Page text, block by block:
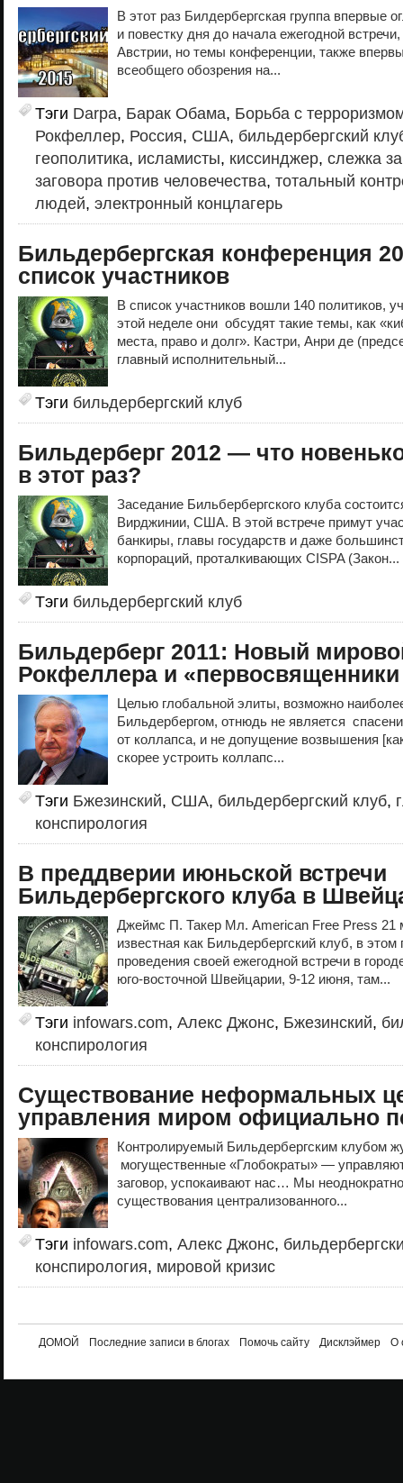
В этот раз Билдербергская группа впервые
и повестку дня до начала ежегодной
Австрии, но темы конференции, также
всеобщего обозрения на...
Тэги Darpa, Барак Обама, Борьба с
Рокфеллер, Россия, США, бильдербергский
геополитика, исламисты, киссинджер, слежка
заговора против человечества, тотальный
людей, электронный концлагерь
Бильдербергская конференция
список участников
В список участников вошли 140 политиков,
этой неделе они обсудят такие темы, как
места, право и долг». Кастри, Анри де
главный исполнительный...
Тэги бильдербергский клуб
Бильдерберг 2012 — что
в этот раз?
Заседание Бильбербергского клуба
Вирджинии, США. В этой встрече примут
банкиры, главы государств и даже
корпораций, проталкивающих CISPA (Закон...
Тэги бильдербергский клуб
Бильдерберг 2011: Новый
Рокфеллера и «первосвященники
Целью глобальной элиты, возможно
Бильдербергом, отнюдь не является
от коллапса, и не допущение возвышения
скорее устроить коллапс...
Тэги Бжезинский, США, бильдербергский клуб,
конспирология
В преддверии июньской встречи
Бильдербергского клуба в
Джеймс П. Такер Мл. American Free Press 21
известная как Бильдербергский клуб, в этом
проведения своей ежегодной встречи в
юго-восточной Швейцарии, 9-12 июня, там...
Тэги infowars.com, Алекс Джонс, Бжезинский,
конспирология
Существование неформальных
управления миром официально
Контролируемый Бильдербергским клубом
могущественные «Глобократы» —
заговор, успокаивают нас… Мы
существования централизованного...
Тэги infowars.com, Алекс Джонс,
конспирология, мировой кризис
ДОМОЙ Последние записи в блогах Помочь сайту Дисклэймер О